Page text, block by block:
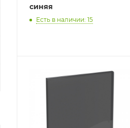
синяя
Есть в наличии: 15